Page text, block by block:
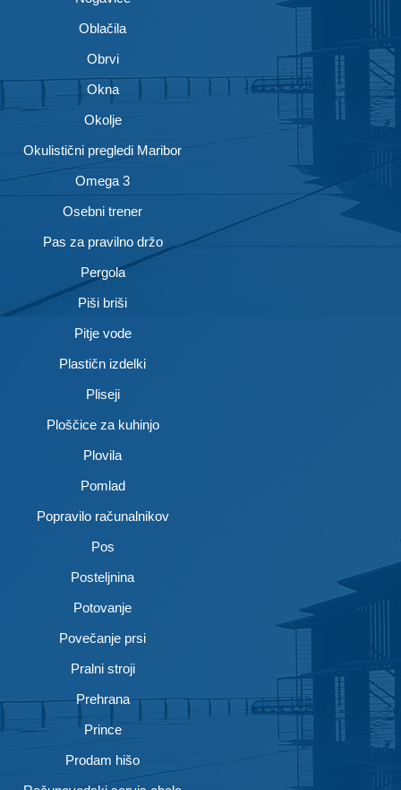
Oblačila
Obrvi
Okna
Okolje
Okulistični pregledi Maribor
Omega 3
Osebni trener
Pas za pravilno držo
Pergola
Piši briši
Pitje vode
Plastičn izdelki
Pliseji
Ploščice za kuhinjo
Plovila
Pomlad
Popravilo računalnikov
Pos
Posteljnina
Potovanje
Povečanje prsi
Pralni stroji
Prehrana
Prince
Prodam hišo